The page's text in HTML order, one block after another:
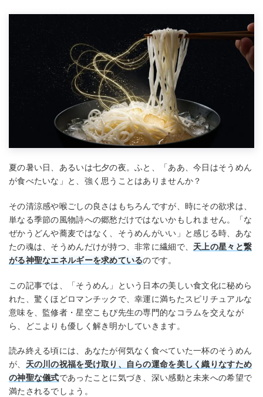
夏の暑い日、あるいは七夕の夜。ふと、「ああ、今日はそうめん
が食べたいな」と、強く思うことはありませんか？
その清涼感や喉ごしの良さはもちろんですが、時にその欲求は、
単なる季節の風物詩への郷愁だけではないかもしれません。「な
ぜかうどんや蕎麦ではなく、そうめんがいい」と感じる時、あな
たの魂は、そうめんだけが持つ、非常に繊細で、 天上の星々と繋
がる神聖なエネルギーを求めているのです。
この記事では、「そうめん」という日本の美しい食文化に秘めら
れた、驚くほどロマンチックで、幸運に満ちたスピリチュアルな
意味を、監修者・星空こもぴ先生の専門的なコラムを交えなが
ら、どこよりも優しく解き明かしていきます。
読み終える頃には、あなたが何気なく食べていた一杯のそうめん
が、 天の川の祝福を受け取り、自らの運命を美しく織りなすため
の神聖な儀式であったことに気づき、深い感動と未来への希望で
満たされるでしょう。